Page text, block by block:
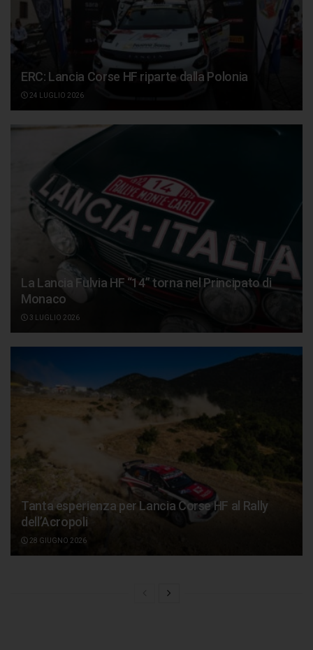
ERC: Lancia Corse HF riparte dalla Polonia
24 LUGLIO 2026
La Lancia Fulvia HF “14” torna nel Principato di
Monaco
3 LUGLIO 2026
Tanta esperienza per Lancia Corse HF al Rally
dell’Acropoli
28 GIUGNO 2026